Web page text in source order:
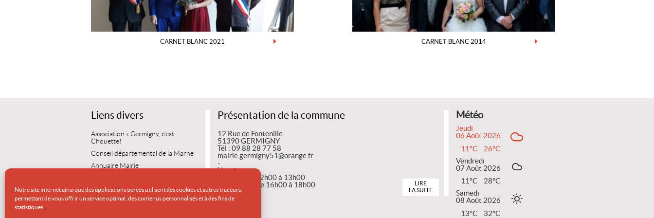
Notre site internet ainsi que des applications tierces utilisent des cookies et autres traceurs,
permettant de vous offrir un service optimal, des contenus personnalisés et à des fins de
statistiques.
CARNET BLANC 2021 CARNET BLANC 2014
Liens divers
Association « Germigny, c’est
Chouette!
Conseil départemental de la Marne
Annuaire Mairie
Service Public.fr
Wikipédia
Présentation de la commune
12 Rue de Fontenille
51390 GERMIGNY
Tél : 09 88 28 77 58
mairie.germigny51@orange.fr
-
Horaires
le mardi de 12h00 à 13h00
le mercredi de 16h00 à 18h00
-
LIRE
LA SUITE
Météo
Jeudi
06 Août 2026
11°C
26°C
Vendredi
07 Août 2026
11°C
28°C
Samedi
08 Août 2026
13°C
32°C